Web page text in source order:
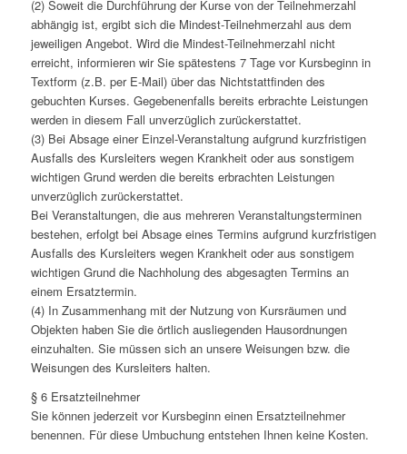
(2) Soweit die Durchführung der Kurse von der Teilnehmerzahl
abhängig ist, ergibt sich die Mindest-Teilnehmerzahl aus dem
jeweiligen Angebot. Wird die Mindest-Teilnehmerzahl nicht
erreicht, informieren wir Sie spätestens 7 Tage vor Kursbeginn in
Textform (z.B. per E-Mail) über das Nichtstattfinden des
gebuchten Kurses. Gegebenenfalls bereits erbrachte Leistungen
werden in diesem Fall unverzüglich zurückerstattet.
(3) Bei Absage einer Einzel-Veranstaltung aufgrund kurzfristigen
Ausfalls des Kursleiters wegen Krankheit oder aus sonstigem
wichtigen Grund werden die bereits erbrachten Leistungen
unverzüglich zurückerstattet.
Bei Veranstaltungen, die aus mehreren Veranstaltungsterminen
bestehen, erfolgt bei Absage eines Termins aufgrund kurzfristigen
Ausfalls des Kursleiters wegen Krankheit oder aus sonstigem
wichtigen Grund die Nachholung des abgesagten Termins an
einem Ersatztermin.
(4) In Zusammenhang mit der Nutzung von Kursräumen und
Objekten haben Sie die örtlich ausliegenden Hausordnungen
einzuhalten. Sie müssen sich an unsere Weisungen bzw. die
Weisungen des Kursleiters halten.
§ 6 Ersatzteilnehmer
Sie können jederzeit vor Kursbeginn einen Ersatzteilnehmer
benennen. Für diese Umbuchung entstehen Ihnen keine Kosten.